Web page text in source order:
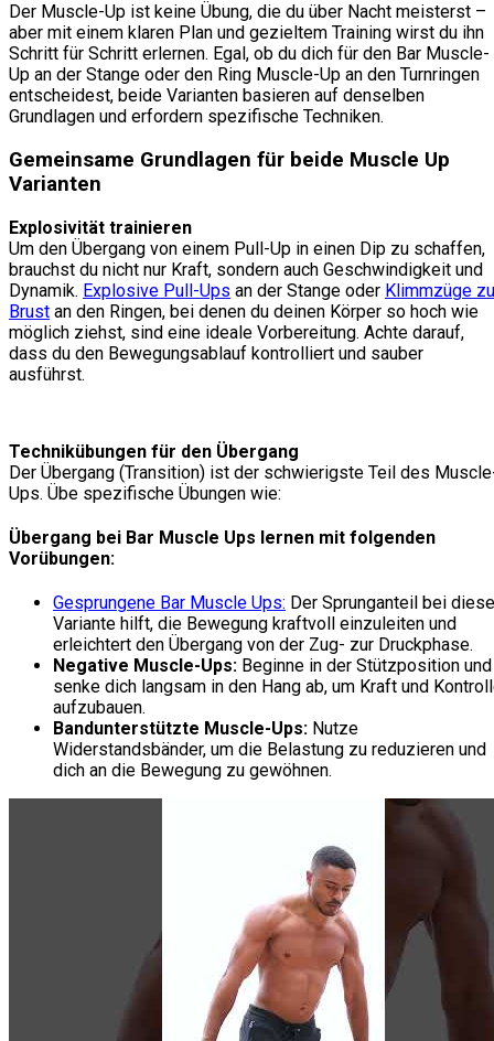
Der Muscle-Up ist keine Übung, die du über Nacht meisterst –
aber mit einem klaren Plan und gezieltem Training wirst du ihn
Schritt für Schritt erlernen. Egal, ob du dich für den Bar Muscle-
Up an der Stange oder den Ring Muscle-Up an den Turnringen
entscheidest, beide Varianten basieren auf denselben
Grundlagen und erfordern spezifische Techniken.
Gemeinsame Grundlagen für beide Muscle Up
Varianten
Explosivität trainieren
Um den Übergang von einem Pull-Up in einen Dip zu schaffen,
brauchst du nicht nur Kraft, sondern auch Geschwindigkeit und
Dynamik. Explosive Pull-Ups an der Stange oder Klimmzüge
Brust an den Ringen, bei denen du deinen Körper so hoch wie
möglich ziehst, sind eine ideale Vorbereitung. Achte darauf,
dass du den Bewegungsablauf kontrolliert und sauber
ausführst.
Technikübungen für den Übergang
Der Übergang (Transition) ist der schwierigste Teil des
Ups. Übe spezifische Übungen wie:
Übergang bei Bar Muscle Ups lernen mit folgenden
Vorübungen:
Gesprungene Bar Muscle Ups: Der Sprunganteil bei
Variante hilft, die Bewegung kraftvoll einzuleiten und
erleichtert den Übergang von der Zug- zur Druckphase.
Negative Muscle-Ups: Beginne in der Stützposition und
senke dich langsam in den Hang ab, um Kraft und
aufzubauen.
Bandunterstützte Muscle-Ups: Nutze
Widerstandsbänder, um die Belastung zu reduzieren und
dich an die Bewegung zu gewöhnen.